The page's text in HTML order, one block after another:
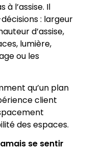
l’assise. Il
: largeur
d’assise,
lumière,
ou les
qu’un plan
client
des espaces.
se sentir